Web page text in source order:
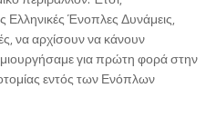
Ένοπλες Δυνάμεις,
να αρχίσουν να κάνουν
για πρώτη φορά στην
εντός των Ενόπλων